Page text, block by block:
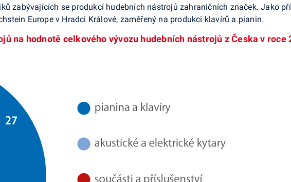
zabývajících se produkcí hudebních nástrojů zahraničních značek. Jako
Europe v Hradci Králové, zaměřený na produkci klavírů a pianin.
na hodnotě celkového vývozu hudebních nástrojů z Česka v roce